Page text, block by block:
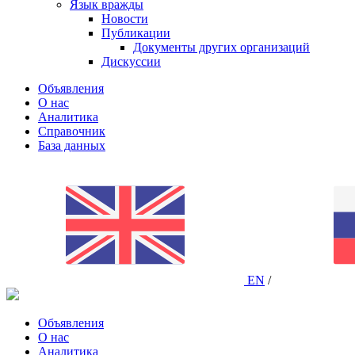
Язык вражды
Новости
Публикации
Документы других организаций
Дискуссии
Объявления
О нас
Аналитика
Справочник
База данных
EN /
Объявления
О нас
Аналитика